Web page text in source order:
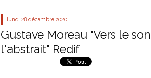
lundi 28 décembre 2020
Gustave Moreau "Vers le
l'abstrait" Redif